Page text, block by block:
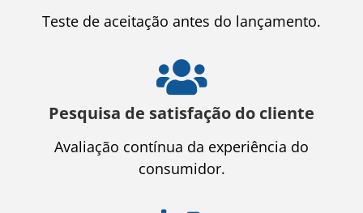
Teste de aceitação antes do lançamento.
Pesquisa de satisfação do cliente
Avaliação contínua da experiência do
consumidor.